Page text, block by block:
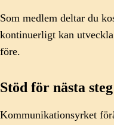
Som medlem deltar du
kontinuerligt kan
före.
Stöd för nästa
Kommunikationsyrket